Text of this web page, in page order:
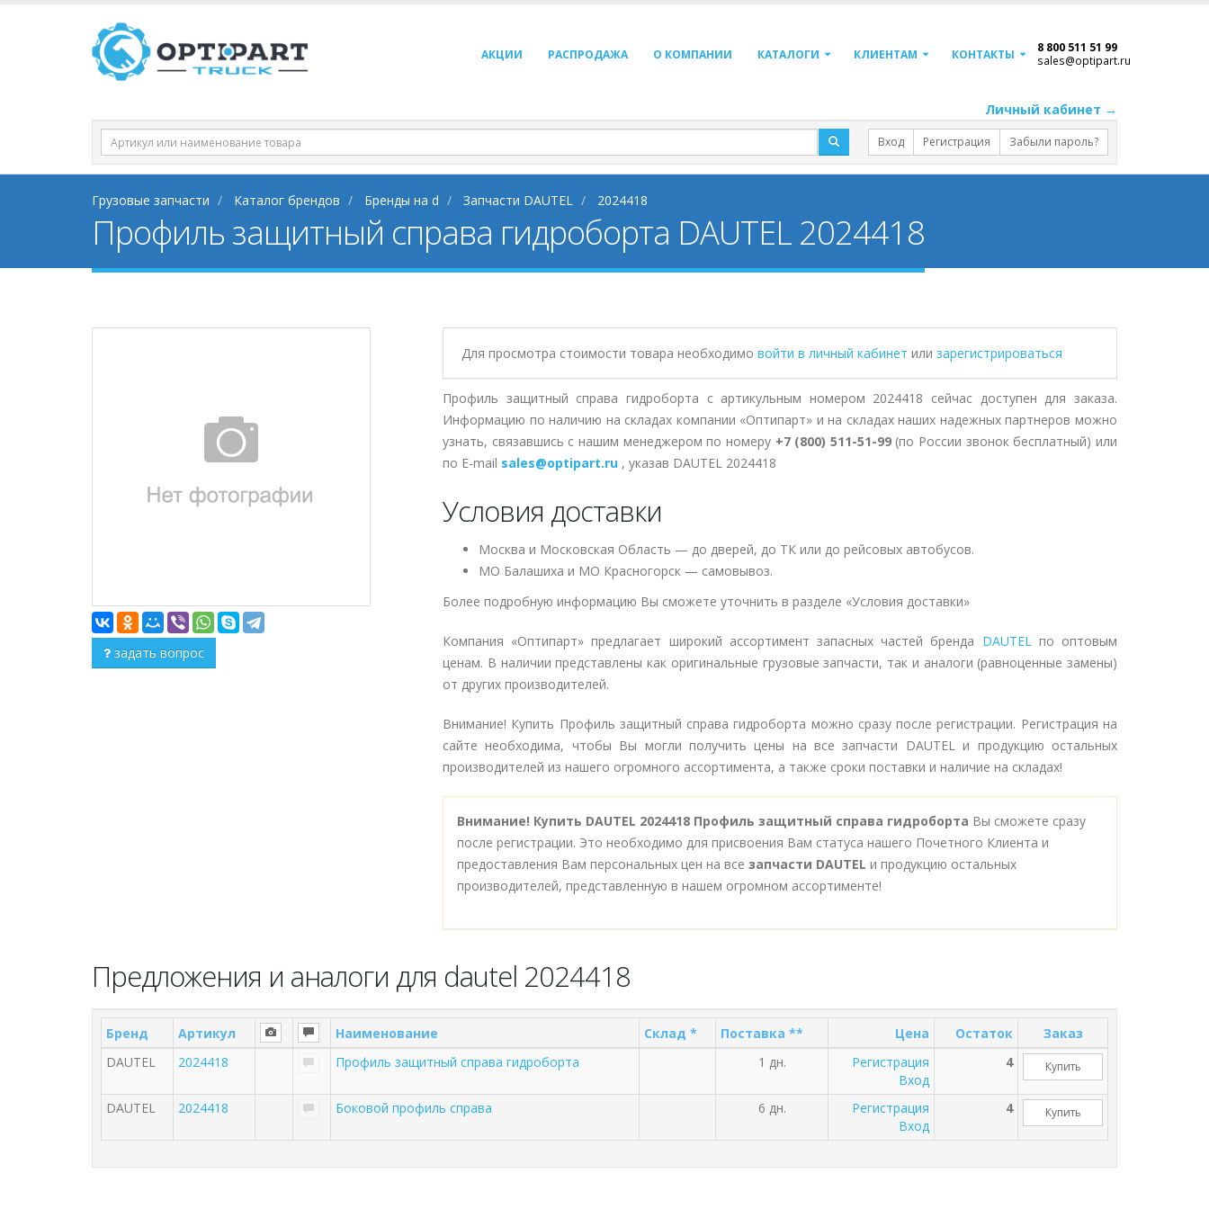
АКЦИИ РАСПРОДАЖА О КОМПАНИИ КАТАЛОГИ КЛИЕНТАМ КОНТАКТЫ 8 800 511 51 99
sales@optipart.ru
Личный кабинет →
Вход Регистрация Забыли пароль?
Грузовые запчасти Каталог брендов Бренды на d Запчасти DAUTEL 2024418
Профиль защитный справа гидроборта DAUTEL 2024418
задать вопрос
Для просмотра стоимости товара необходимо войти в личный кабинет или зарегистрироваться
Профиль защитный справа гидроборта с артикульным номером 2024418 сейчас доступен для заказа.
Информацию по наличию на складах компании «Оптипарт» и на складах наших надежных партнеров можно
узнать, связавшись с нашим менеджером по номеру +7 (800) 511-51-99(по России звонок бесплатный) или
по E-mail sales@optipart.ru , указав DAUTEL 2024418
Условия доставки
Москва и Московская Область — до дверей, до ТК или до рейсовых автобусов.
МО Балашиха и МО Красногорск — самовывоз.
Более подробную информацию Вы сможете уточнить в разделе «Условия доставки»
Компания «Оптипарт» предлагает широкий ассортимент запасных частей бренда DAUTELпо оптовым
ценам. В наличии представлены как оригинальные грузовые запчасти, так и аналоги (равноценные замены)
от других производителей.
Внимание! Купить Профиль защитный справа гидроборта можно сразу после регистрации. Регистрация на
сайте необходима, чтобы Вы могли получить цены на все запчасти DAUTEL и продукцию остальных
производителей из нашего огромного ассортимента, а также сроки поставки и наличие на складах!
Внимание! Купить DAUTEL 2024418 Профиль защитный справа гидроборта Вы сможете сразу
после регистрации. Это необходимо для присвоения Вам статуса нашего Почетного Клиента и
предоставления Вам персональных цен на все запчасти DAUTEL и продукцию остальных
производителей, представленную в нашем огромном ассортименте!
Предложения и аналоги для dautel 2024418
Бренд Артикул Наименование Склад * Поставка ** Цена Остаток
Заказ
DAUTEL
2024418 Профиль защитный справа гидроборта 1 дн.
Регистрация
Вход
4 Купить
DAUTEL 2024418 Боковой профиль справа 6 дн.
Регистрация
Вход
4 Купить